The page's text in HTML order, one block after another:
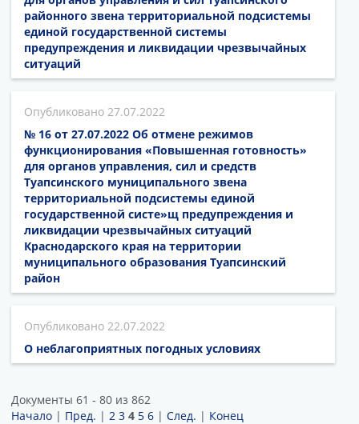
районного звена территориальной подсистемы
единой государственной системы
предупреждения и ликвидации чрезвычайных
ситуаций
27.07.2022
№ 16 от 27.07.2022 Об отмене режимов
функционирования «Повышенная готовность»
для органов управления, сил и средств
Туапсинского муниципального звена
территориальной подсистемы единой
государственной систе»щ предупреждения и
ликвидации чрезвычайных ситуаций
Краснодарского края на территории
муниципального образования Туапсинский
район
22.07.2022
О неблагоприятных погодных условиях
Документы 61 - 80 из 862
Начало | Пред. | 2 3 4 5 6 | След. | Конец